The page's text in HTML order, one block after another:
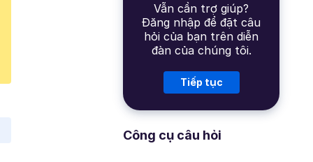
Vẫn cần trợ giúp?
Đăng nhập để đặt câu
hỏi của bạn trên diễn
đàn của chúng tôi.
Tiếp tục
Công cụ câu hỏi